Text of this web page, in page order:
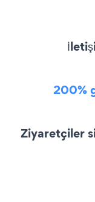
200%
Ziyaretçiler